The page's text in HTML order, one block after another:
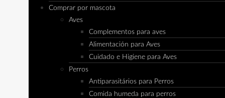
Comprar por mascota
Aves
Complementos para aves
Alimentación para Aves
Cuidado e Higiene para Aves
Perros
Antiparasitários para Perros
Comida humeda para perros